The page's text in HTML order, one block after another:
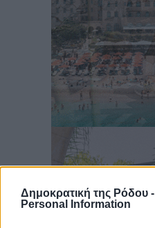
Δημοκρατική της Ρόδου -
Personal Information